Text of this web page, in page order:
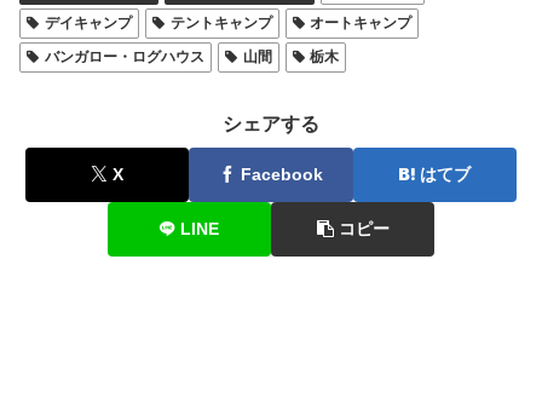
デイキャンプ
テントキャンプ
オートキャンプ
バンガロー・ログハウス
山間 栃木
シェアする
X Facebook はてブ
LINE コピー